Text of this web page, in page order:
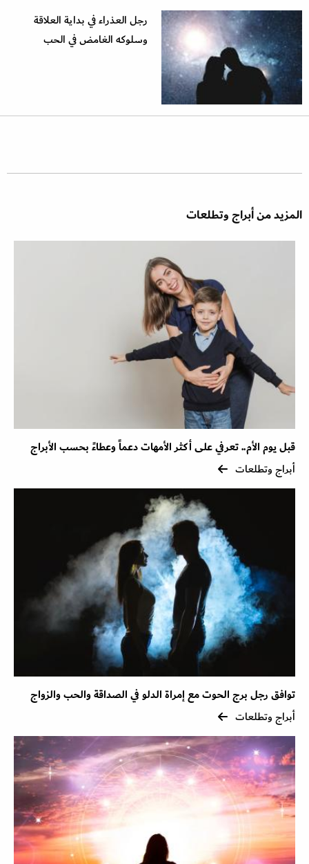
رجل العذراء في بداية العلاقة
وسلوكه الغامض في الحب
المزيد من أبراج وتطلعات
قبل يوم الأم.. تعرفي على أكثر الأمهات دعماً وعطاءً بحسب الأبراج
أبراج وتطلعات
توافق رجل برج الحوت مع إمراة الدلو في الصداقة والحب والزواج
أبراج وتطلعات